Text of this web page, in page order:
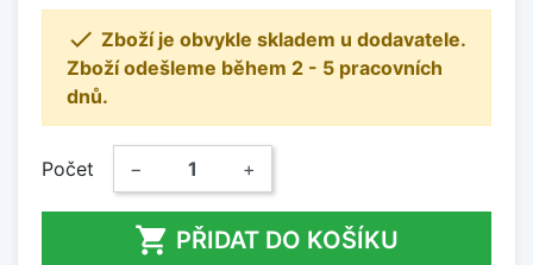
 Zboží je obvykle skladem u dodavatele.
Zboží odešleme během 2 - 5 pracovních
dnů.
Počet − +
 PŘIDAT DO KOŠÍKU